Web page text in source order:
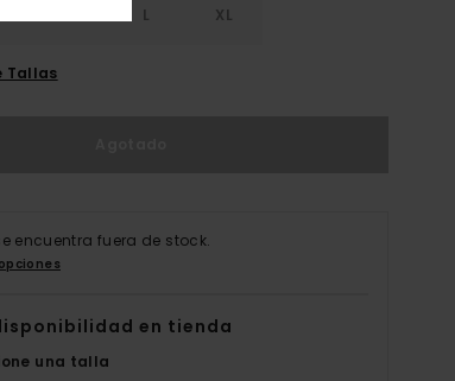
L XL
Tallas
encuentra fuera de stock.
en tienda
una talla